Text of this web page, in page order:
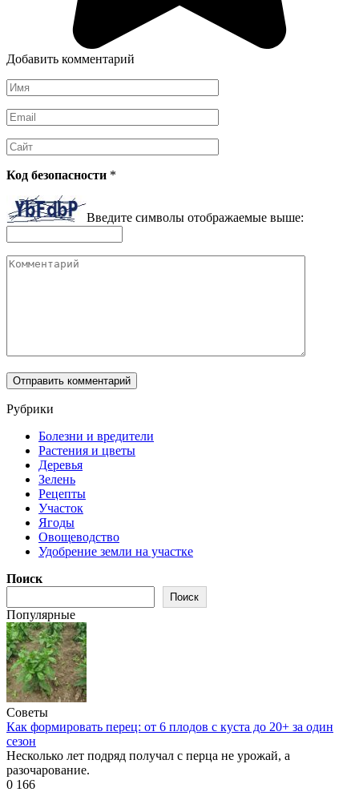
Добавить комментарий
Имя
*
Email
*
Сайт
Код безопасности *
Введите символы отображаемые выше:
Комментарий
Рубрики
Болезни и вредители
Растения и цветы
Деревья
Зелень
Рецепты
Участок
Ягоды
Овощеводство
Удобрение земли на участке
Поиск
Поиск
Популярные
Советы
Как формировать перец: от 6 плодов с куста до 20+ за один
сезон
Несколько лет подряд получал с перца не урожай, а
разочарование.
0 166